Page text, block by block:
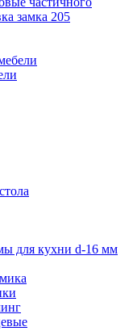
замка 205
для кухни d-16 мм